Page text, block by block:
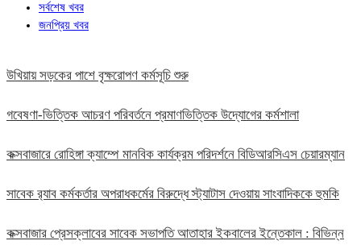
সর্বশেষ খবর
জনপ্রিয় খবর
উখিয়ায় সড়কের পাশে বৃক্ষরোপণ কর্মসূচি শুরু
গবেষণা-ভিত্তিক আচরণ পরিবর্তনে প্রমাণভিত্তিক উদ্যোগের কর্মশালা
কক্সবাজারে রোহিঙ্গা ক্যাম্পে মানবিক কার্যক্রম পরিদর্শনে বিডিআরসিএস চেয়ারম্যান
সাবেক র‍্যাব কর্মকর্তার অপরাধকর্মের বিরুদ্ধে স্ট্যাটাস দেওয়ায় সাংবাদিককে হুমকি
কক্সবাজার প্রেসক্লাবের সাবেক সভাপতি আতাহার ইকবালের ইন্তেকাল : বিভিন্ন